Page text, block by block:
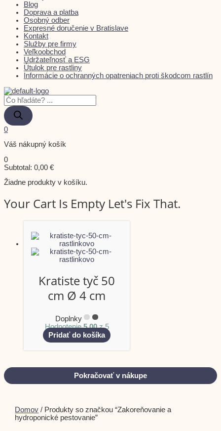
Blog
Doprava a platba
Osobný odber
Expresné doručenie v Bratislave
Kontakt
Služby pre firmy
Veľkoobchod
Udržateľnosť a ESG
Útulok pre rastliny
Informácie o ochranných opatreniach proti škodcom rastlín
0
Váš nákupný košík
0
Subtotal: 0,00 €
Žiadne produkty v košíku.
Your Cart Is Empty Let's Fix That.
Kratiste tyč 50
cm Ø 4 cm
Doplnky
Hodnotenie5.00z 5
Pridať do košíka
Pokračovať v nákupe
Domov / Produkty so značkou “Zakoreňovanie a
hydroponické pestovanie”